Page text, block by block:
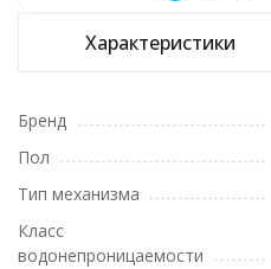
Характеристики
Бренд
Пол
Тип механизма
Класс
водонепроницаемости